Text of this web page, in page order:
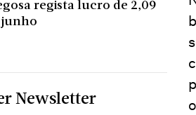
regista lucro de 2,09
Newsletter